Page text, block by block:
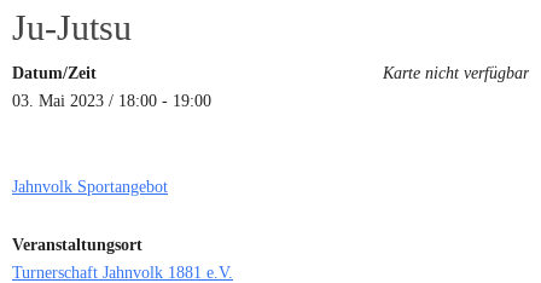
Ju-Jutsu
Karte nicht verfügbar
Datum/Zeit
03. Mai 2023 / 18:00 - 19:00
Jahnvolk Sportangebot
Veranstaltungsort
Turnerschaft Jahnvolk 1881 e.V.